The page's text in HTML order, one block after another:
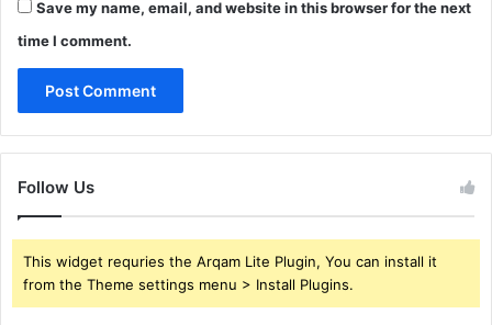
Save my name, email, and website in this browser for the next
time I comment.
Follow Us
This widget requries the Arqam Lite Plugin, You can install it
from the Theme settings menu > Install Plugins.